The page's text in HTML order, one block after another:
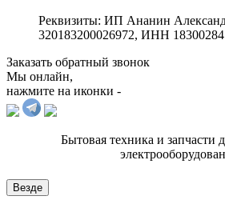
Реквизиты: ИП Ананин
320183200026972, ИНН
Заказать обратный звонок
Мы онлайн,
нажмите на иконки -
Бытовая техника и запчасти
Везде